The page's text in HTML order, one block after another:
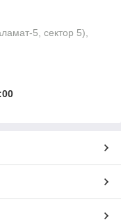
5, сектор 5),